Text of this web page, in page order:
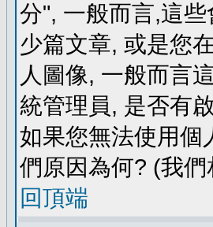
分", 一般而言,這
少篇文章, 或是您
人圖像, 一般而言
統管理員, 是否有
如果您無法使用個
們原因為何? (我
回頂端